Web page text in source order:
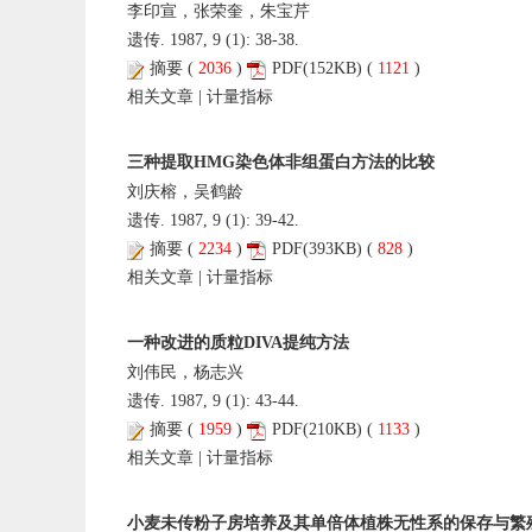
李印宣，张荣奎，朱宝芹
遗传. 1987, 9 (1): 38-38.
摘要 ( 2036 ) PDF(152KB) ( 1121 )
相关文章
计量指标
三种提取HMG染色体非组蛋白方法的比较
刘庆榕，吴鹤龄
遗传. 1987, 9 (1): 39-42.
摘要 ( 2234 ) PDF(393KB) ( 828 )
相关文章
计量指标
一种改进的质粒DIVA提纯方法
刘伟民，杨志兴
遗传. 1987, 9 (1): 43-44.
摘要 ( 1959 ) PDF(210KB) ( 1133 )
相关文章
计量指标
小麦未传粉子房培养及其单倍体植株无性系的保存与繁